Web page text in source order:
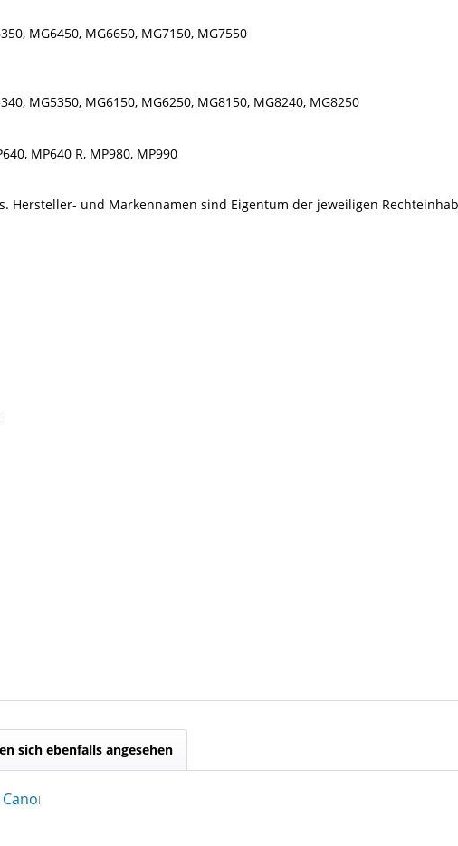
MG6450, MG6650, MG7150, MG7550
MG5350, MG6150, MG6250, MG8150, MG8240, MG8250
MP640 R, MP980, MP990
Hersteller- und Markennamen sind Eigentum der jeweiligen
sich ebenfalls angesehen